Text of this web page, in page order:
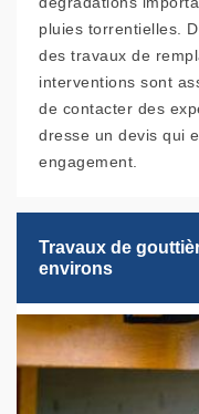
pluies torrentielles.
des travaux de
interventions sont
de contacter des
dresse un devis qui
engagement.
Travaux de
environs